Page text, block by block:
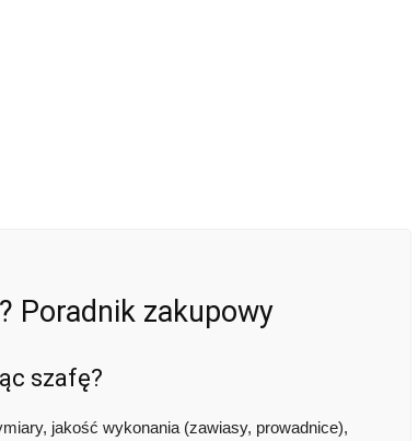
Poradnik zakupowy
szafę?
jakość wykonania (zawiasy, prowadnice),